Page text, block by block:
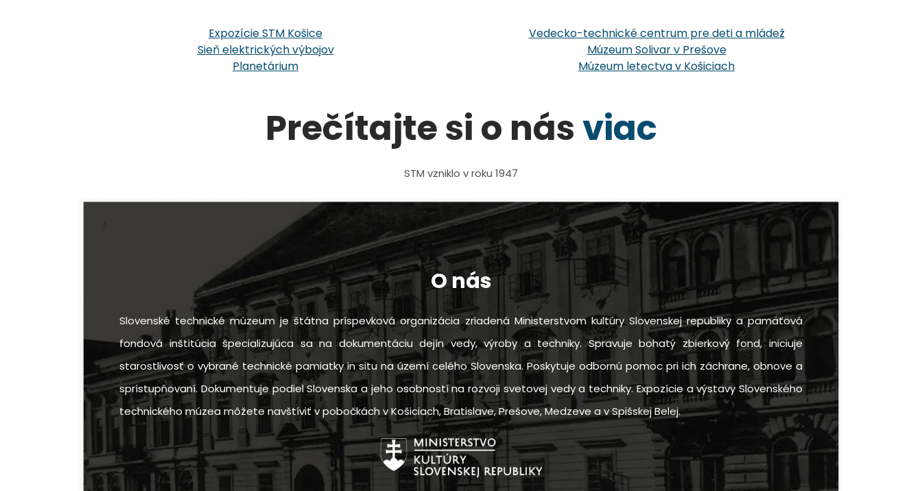
Expozície STM Košice
Sieň elektrických výbojov
Planetárium
Vedecko-technické centrum pre deti a mládež
Múzeum Solivar v Prešove
Múzeum letectva v Košiciach
Prečítajte si o násviac
STM vzniklo v roku 1947
O nás
Slovenské technické múzeum je štátna príspevková organizácia zriadená Ministerstvom kultúry Slovenskej republiky a pamäťová
fondová inštitúcia špecializujúca sa na dokumentáciu dejín vedy, výroby a techniky. Spravuje bohatý zbierkový fond, iniciuje
starostlivosť o vybrané technické pamiatky in situ na území celého Slovenska. Poskytuje odbornú pomoc pri ich záchrane, obnove a
sprístupňovaní. Dokumentuje podiel Slovenska a jeho osobností na rozvoji svetovej vedy a techniky. Expozície a výstavy Slovenského
technického múzea môžete navštíviť v pobočkách v Košiciach, Bratislave, Prešove, Medzeve a v Spišskej Belej.